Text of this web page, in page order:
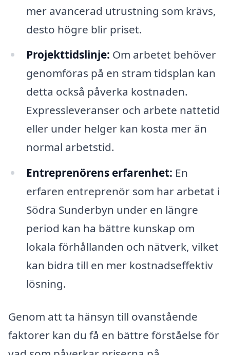
mer avancerad utrustning som krävs,
desto högre blir priset.
Projekttidslinje: Om arbetet behöver
genomföras på en stram tidsplan kan
detta också påverka kostnaden.
Expressleveranser och arbete nattetid
eller under helger kan kosta mer än
normal arbetstid.
Entreprenörens erfarenhet: En
erfaren entreprenör som har arbetat i
Södra Sunderbyn under en längre
period kan ha bättre kunskap om
lokala förhållanden och nätverk, vilket
kan bidra till en mer kostnadseffektiv
lösning.
Genom att ta hänsyn till ovanstående
faktorer kan du få en bättre förståelse för